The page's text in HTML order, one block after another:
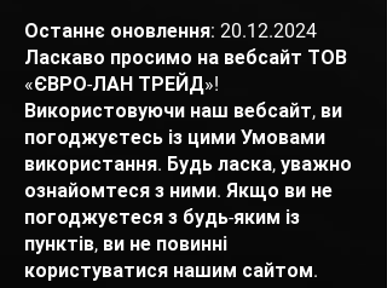
Останнє оновлення: 20.12.2024
Ласкаво просимо на вебсайт ТОВ
«ЄВРО-ЛАН ТРЕЙД»!
Використовуючи наш вебсайт, ви
погоджуєтесь із цими Умовами
використання. Будь ласка, уважно
ознайомтеся з ними. Якщо ви не
погоджуєтеся з будь-яким із
пунктів, ви не повинні
користуватися нашим сайтом.